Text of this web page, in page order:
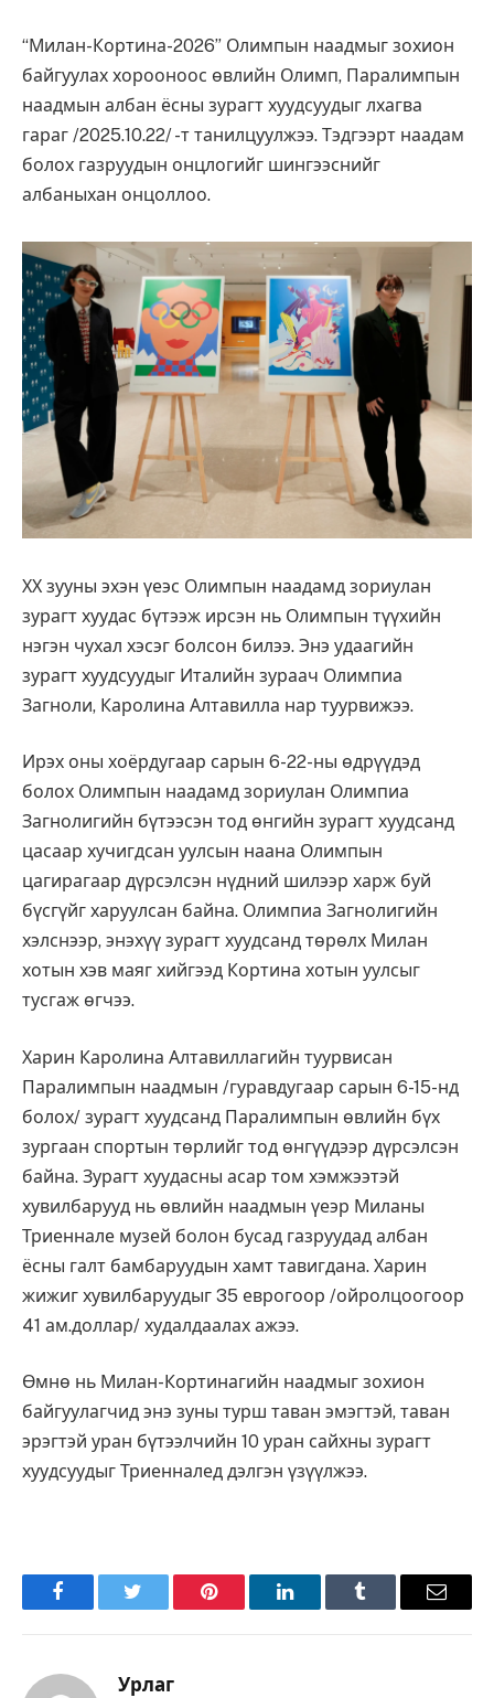
“Милан-Кортина-2026” Олимпын наадмыг зохион
байгуулах хорооноос өвлийн Олимп, Паралимпын
наадмын албан ёсны зурагт хуудсуудыг лхагва
гараг /2025.10.22/ -т танилцуулжээ. Тэдгээрт наадам
болох газруудын онцлогийг шингээснийг
албаныхан онцоллоо.
ХХ зууны эхэн үеэс Олимпын наадамд зориулан
зурагт хуудас бүтээж ирсэн нь Олимпын түүхийн
нэгэн чухал хэсэг болсон билээ. Энэ удаагийн
зурагт хуудсуудыг Италийн зураач Олимпиа
Загноли, Каролина Алтавилла нар туурвижээ.
Ирэх оны хоёрдугаар сарын 6-22-ны өдрүүдэд
болох Олимпын наадамд зориулан Олимпиа
Загнолигийн бүтээсэн тод өнгийн зурагт хуудсанд
цасаар хучигдсан уулсын наана Олимпын
цагирагаар дүрсэлсэн нүдний шилээр харж буй
бүсгүйг харуулсан байна. Олимпиа Загнолигийн
хэлснээр, энэхүү зурагт хуудсанд төрөлх Милан
хотын хэв маяг хийгээд Кортина хотын уулсыг
тусгаж өгчээ.
Харин Каролина Алтавиллагийн туурвисан
Паралимпын наадмын /гуравдугаар сарын 6-15-нд
болох/ зурагт хуудсанд Паралимпын өвлийн бүх
зургаан спортын төрлийг тод өнгүүдээр дүрсэлсэн
байна. Зурагт хуудасны асар том хэмжээтэй
хувилбарууд нь өвлийн наадмын үеэр Миланы
Триеннале музей болон бусад газруудад албан
ёсны галт бамбаруудын хамт тавигдана. Харин
жижиг хувилбаруудыг 35 еврогоор /ойролцоогоор
41 ам.доллар/ худалдаалах ажээ.
Өмнө нь Милан-Кортинагийн наадмыг зохион
байгуулагчид энэ зуны турш таван эмэгтэй, таван
эрэгтэй уран бүтээлчийн 10 уран сайхны зурагт
хуудсуудыг Триенналед дэлгэн үзүүлжээ.
FacebookTwitter Pinterest LinkedInTumblr Имэйл
Урлаг